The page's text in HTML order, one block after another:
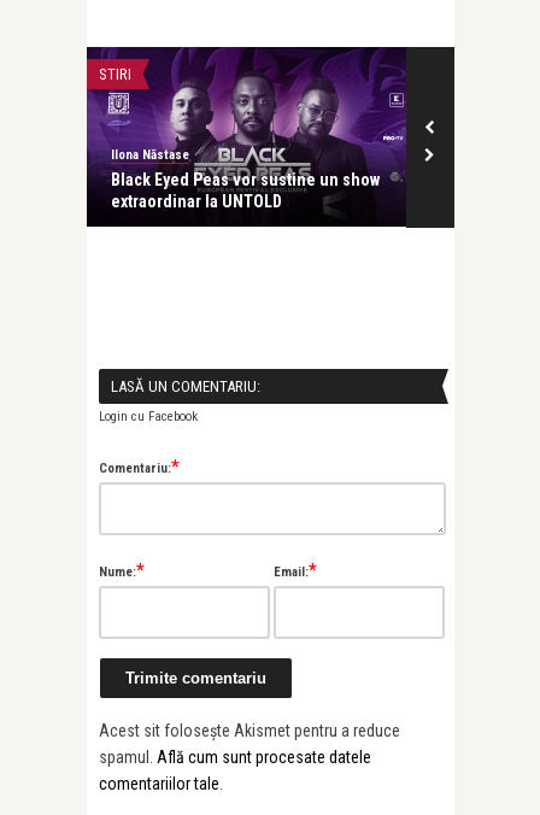
STIRI
Ilona Năstase
Black Eyed Peas vor sustine un show
extraordinar la UNTOLD
LASĂ UN COMENTARIU:
Login cu Facebook
Comentariu:*
Nume:* Email:*
Acest sit folosește Akismet pentru a reduce
spamul. Află cum sunt procesate datele
comentariilor tale